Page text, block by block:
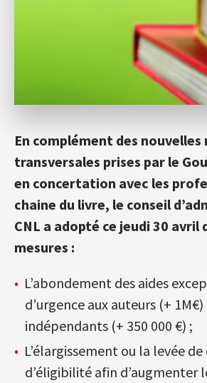
En complément des nouvelles
transversales prises par le
en concertation avec les
chaine du livre, le conseil
CNL a adopté ce jeudi 30 avril
mesures :
L’abondement des aides
d’urgence aux auteurs (+
indépendants (+ 350 000 €) ;
L’élargissement ou la levée
d’éligibilité afin d’augmenter